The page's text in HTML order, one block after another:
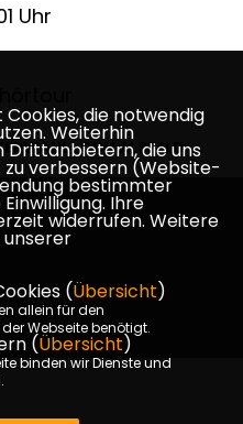
Uhr
,CDU ALSFELD
Kontakt
die notwendig
Weiterhin
Drittanbietern, die uns
verbessern (Website-
bestimmter
Ihre
widerrufen. Weitere
unserer
(Übersicht)
allein für den
Webseite benötigt.
(Übersicht)
binden wir Dienste und